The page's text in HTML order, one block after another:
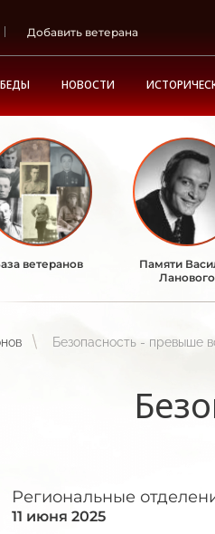
Добавить ветерана
НОВОСТИ
ветеранов
Памяти
Ланового
Безопасность - превыше
Региональные
11 июня 2025